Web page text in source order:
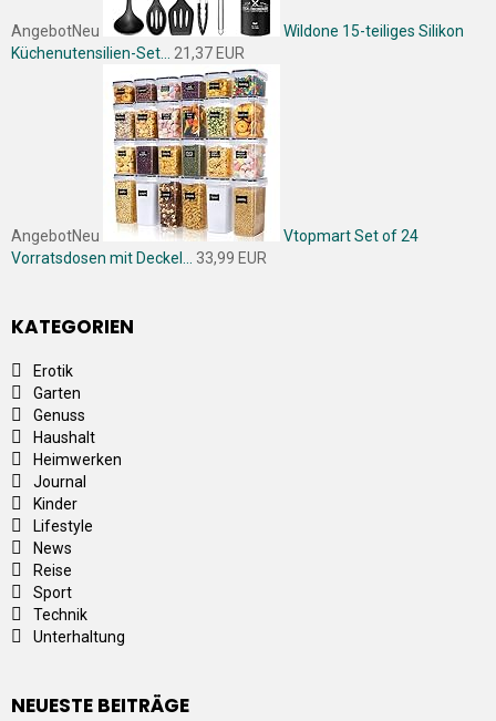
AngebotNeu
Wildone 15-teiliges Silikon
Küchenutensilien-Set...
21,37 EUR
AngebotNeu
Vtopmart Set of 24
Vorratsdosen mit Deckel...
33,99 EUR
KATEGORIEN
Erotik
Garten
Genuss
Haushalt
Heimwerken
Journal
Kinder
Lifestyle
News
Reise
Sport
Technik
Unterhaltung
NEUESTE BEITRÄGE